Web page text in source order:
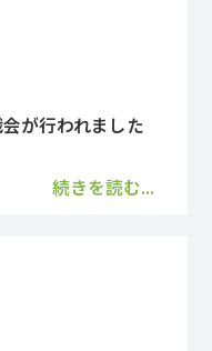
が行われました
続きを読む...